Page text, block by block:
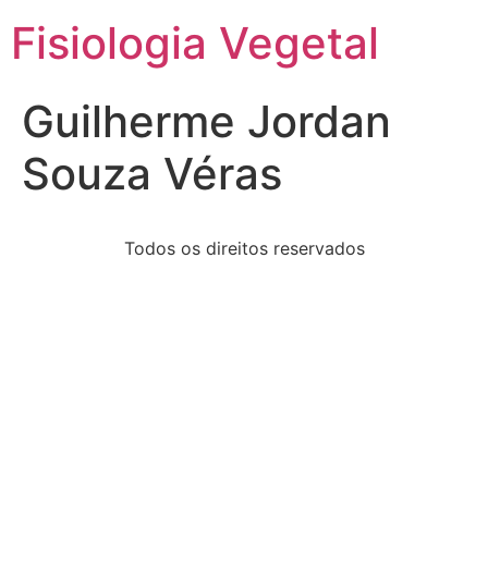
Fisiologia Vegetal
Guilherme Jordan
Souza Véras
Todos os direitos reservados